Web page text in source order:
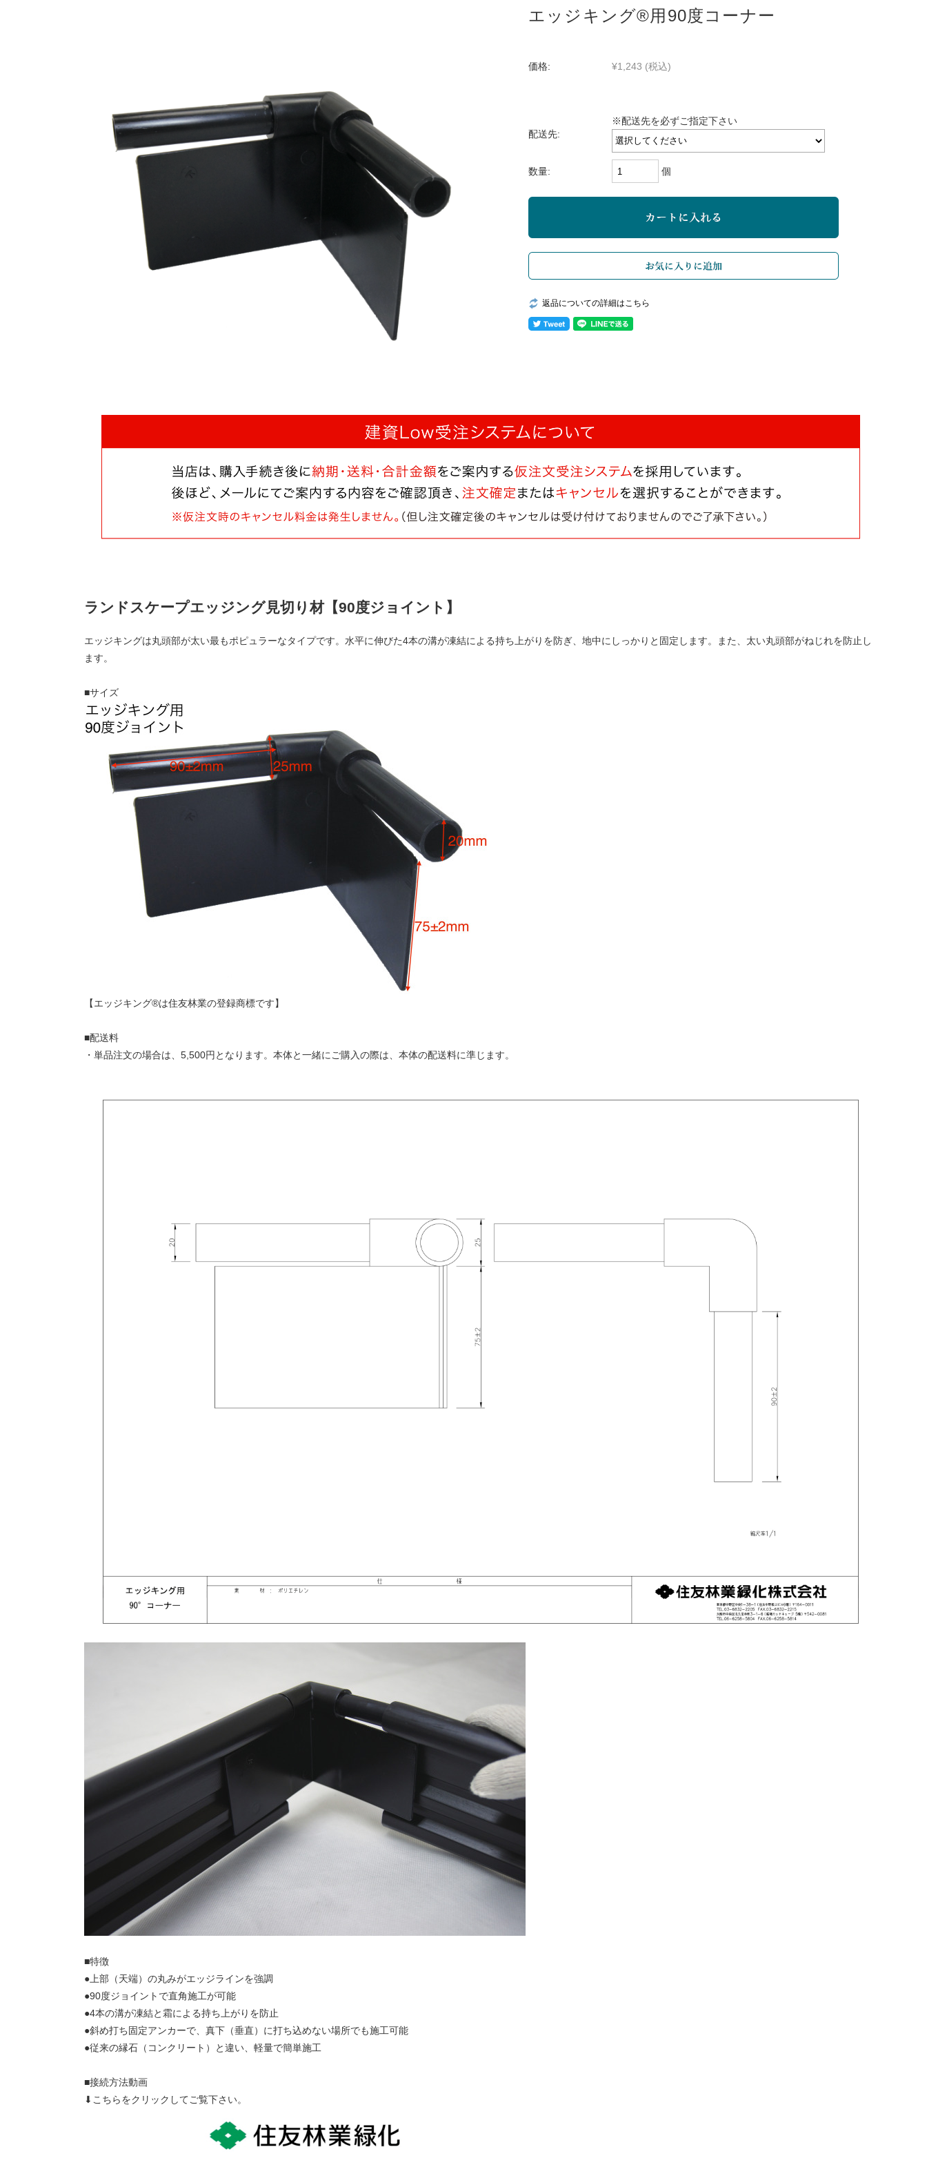
エッジキング®用90度コーナー
価格: ¥1,243 (税込)
配送先:
※配送先を必ずご指定下さい
数量: 個
返品についての詳細はこちら
ランドスケープエッジング見切り材【90度ジョイント】
エッジキングは丸頭部が太い最もポピュラーなタイプです。水平に伸びた4本の溝が凍結による持ち上がりを防ぎ、地中にしっかりと固定します。また、太い丸頭部がねじれを防止し
ます。
■サイズ
【エッジキング®は住友林業の登録商標です】
■配送料
・単品注文の場合は、5,500円となります。本体と一緒にご購入の際は、本体の配送料に準じます。
■特徴
●上部（天端）の丸みがエッジラインを強調
●90度ジョイントで直角施工が可能
●4本の溝が凍結と霜による持ち上がりを防止
●斜め打ち固定アンカーで、真下（垂直）に打ち込めない場所でも施工可能
●従来の縁石（コンクリート）と違い、軽量で簡単施工
■接続方法動画
⬇こちらをクリックしてご覧下さい。